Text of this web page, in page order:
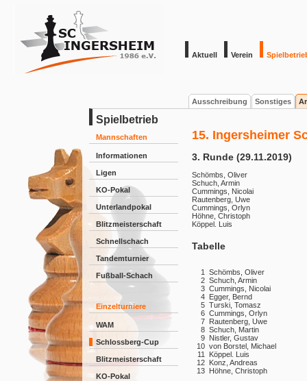
Aktuell Verein
Ausschreibung Sonstiges
Spielbetrieb
Mannschaften
Informationen
Ligen
KO-Pokal
Unterlandpokal
Blitzmeisterschaft
Schnellschach
Tandemturnier
Fußball-Schach
Einzelturniere
WAM
Schlossberg-Cup
Blitzmeisterschaft
KO-Pokal
15. Ingersheimer
3. Runde (29.11.2019)
Schömbs, Oliver
Schuch, Armin
Cummings, Nicolai
Rautenberg, Uwe
Cummings, Orlyn
Höhne, Christoph
Köppel. Luis
Tabelle
1
Schömbs, Oliver
2 Schuch, Armin
3 Cummings, Nicolai
4 Egger, Bernd
5 Turski, Tomasz
6 Cummings, Orlyn
7 Rautenberg, Uwe
8 Schuch, Martin
9 Nistler, Gustav
10 von Borstel, Michael
11
Köppel. Luis
12 Konz, Andreas
13 Höhne, Christoph